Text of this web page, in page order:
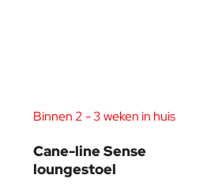
Binnen 2 - 3 weken in huis
Cane-line Sense
loungestoel